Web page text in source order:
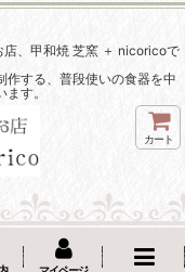
、甲和焼 芝窯 ＋ nicoricoで
作する、普段使いの食器を中
す。
カート